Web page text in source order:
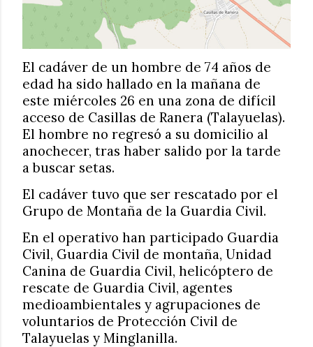
El cadáver de un hombre de 74 años de
edad ha sido hallado en la mañana de
este miércoles 26 en una zona de difícil
acceso de Casillas de Ranera (Talayuelas).
El hombre no regresó a su domicilio al
anochecer, tras haber salido por la tarde
a buscar setas.
El cadáver tuvo que ser rescatado por el
Grupo de Montaña de la Guardia Civil.
En el operativo han participado Guardia
Civil, Guardia Civil de montaña, Unidad
Canina de Guardia Civil, helicóptero de
rescate de Guardia Civil, agentes
medioambientales y agrupaciones de
voluntarios de Protección Civil de
Talayuelas y Minglanilla.